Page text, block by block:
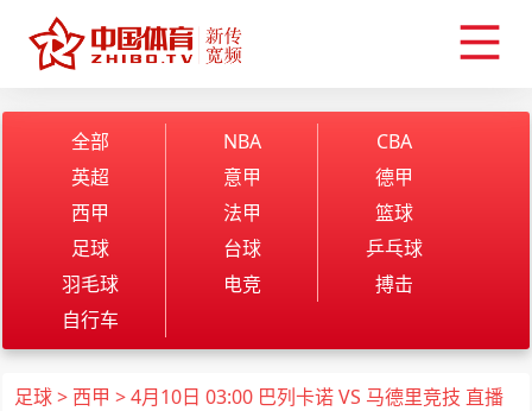
全部 NBA
CBA
英超
意甲
德甲
西甲
法甲
篮球
足球
台球
乒乓球
羽毛球
电竞
搏击
自行车
足球> 西甲 > 4月10日 03:00 巴列卡诺 VS 马德里竞技 直播